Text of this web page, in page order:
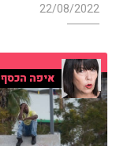
22/08/2022
איפה הכסף